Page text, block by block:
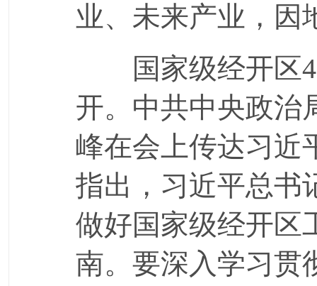
业、未来产业，因
国家级经开区
开。中共中央政治
峰在会上传达习近
指出，习近平总书
做好国家级经开区
南。要深入学习贯